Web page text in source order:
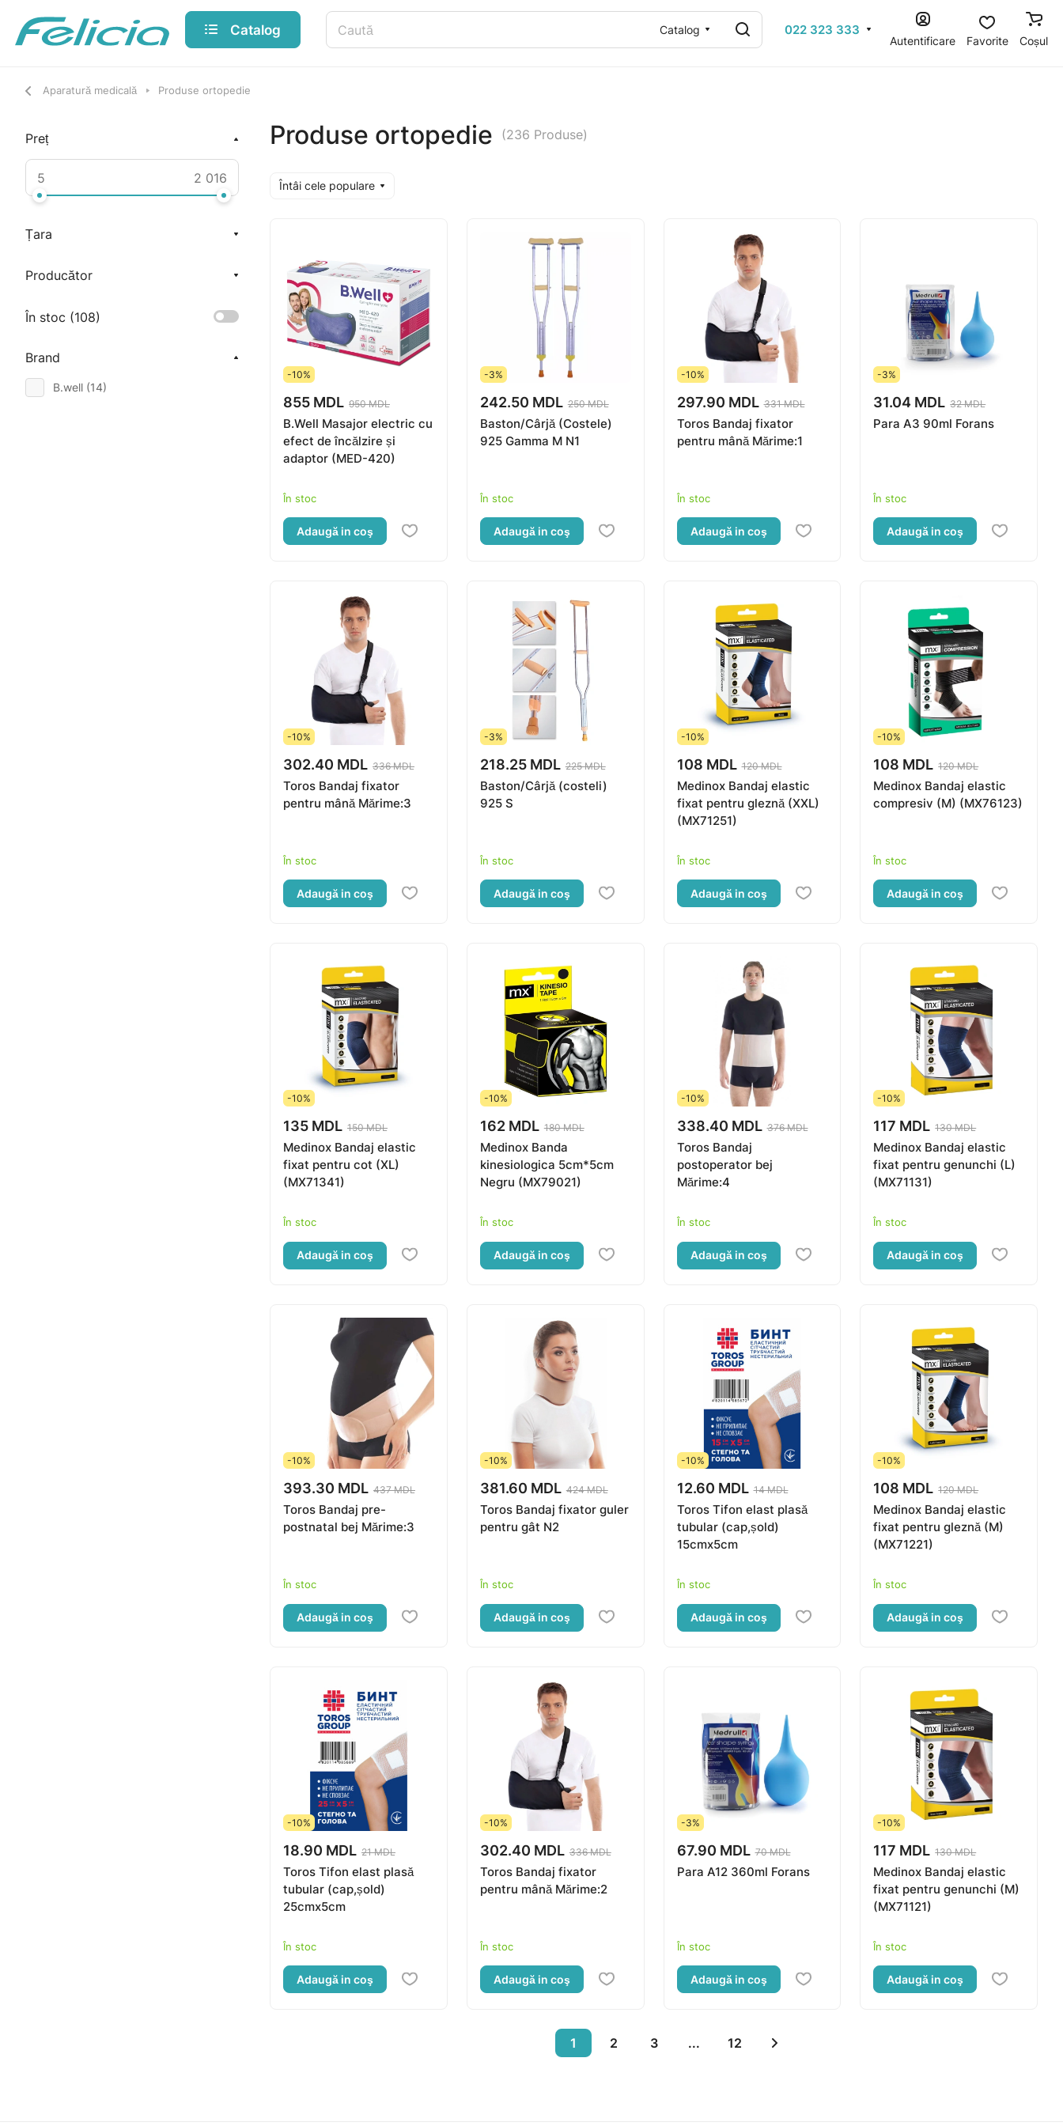
Catalog Catalog 022 323 333
Autentificare Favorite Coșul
Aparatură medicală Produse ortopedie
Preț
Țara
Producător
În stoc (108)
Brand
B.well (14)
Produse ortopedie (236 Produse)
Întâi cele populare
-10%
855 MDL 950 MDL
B.Well Masajor electric cu
efect de încălzire și
adaptor (MED-420)
În stoc
Adaugă in coş
-3%
242.50 MDL 250 MDL
Baston/Cârjă (Costele)
925 Gamma M N1
În stoc
Adaugă in coş
-10%
297.90 MDL 331 MDL
Toros Bandaj fixator
pentru mână Mărime:1
În stoc
Adaugă in coş
-3%
31.04 MDL 32 MDL
Para A3 90ml Forans
În stoc
Adaugă in coş
-10%
302.40 MDL 336 MDL
Toros Bandaj fixator
pentru mână Mărime:3
În stoc
Adaugă in coş
-3%
218.25 MDL 225 MDL
Baston/Cârjă (costeli)
925 S
În stoc
Adaugă in coş
-10%
108 MDL 120 MDL
Medinox Bandaj elastic
fixat pentru gleznă (XXL)
(MX71251)
În stoc
Adaugă in coş
-10%
108 MDL 120 MDL
Medinox Bandaj elastic
compresiv (M) (MX76123)
În stoc
Adaugă in coş
-10%
135 MDL 150 MDL
Medinox Bandaj elastic
fixat pentru cot (XL)
(MX71341)
În stoc
Adaugă in coş
-10%
162 MDL 180 MDL
Medinox Banda
kinesiologica 5cm*5cm
Negru (MX79021)
În stoc
Adaugă in coş
-10%
338.40 MDL 376 MDL
Toros Bandaj
postoperator bej
Mărime:4
În stoc
Adaugă in coş
-10%
117 MDL 130 MDL
Medinox Bandaj elastic
fixat pentru genunchi (L)
(MX71131)
În stoc
Adaugă in coş
-10%
393.30 MDL 437 MDL
Toros Bandaj pre-
postnatal bej Mărime:3
În stoc
Adaugă in coş
-10%
381.60 MDL 424 MDL
Toros Bandaj fixator guler
pentru gât N2
În stoc
Adaugă in coş
-10%
12.60 MDL 14 MDL
Toros Tifon elast plasă
tubular (cap,șold)
15cmx5cm
În stoc
Adaugă in coş
-10%
108 MDL 120 MDL
Medinox Bandaj elastic
fixat pentru gleznă (M)
(MX71221)
În stoc
Adaugă in coş
-10%
18.90 MDL 21 MDL
Toros Tifon elast plasă
tubular (cap,șold)
25cmx5cm
În stoc
Adaugă in coş
-10%
302.40 MDL 336 MDL
Toros Bandaj fixator
pentru mână Mărime:2
În stoc
Adaugă in coş
-3%
67.90 MDL 70 MDL
Para A12 360ml Forans
În stoc
Adaugă in coş
-10%
117 MDL 130 MDL
Medinox Bandaj elastic
fixat pentru genunchi (M)
(MX71121)
În stoc
Adaugă in coş
1 2 3 ... 12